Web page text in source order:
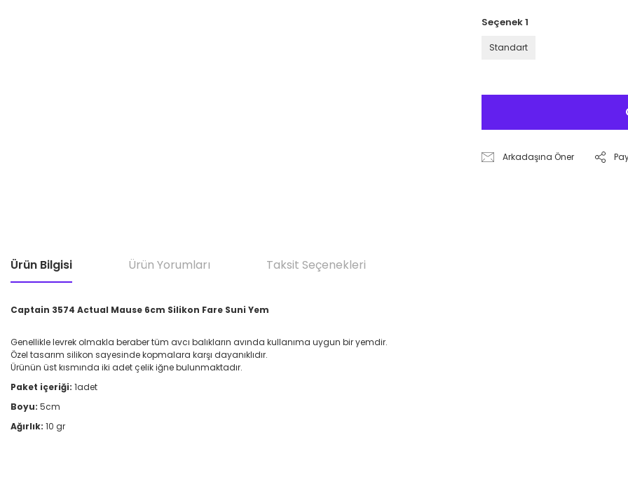
Seçenek 1
Standart
Arkadaşına Öner
Ürün Bilgisi Ürün Yorumları Taksit Seçenekleri
Captain 3574 Actual Mause 6cm Silikon Fare Suni Yem
Genellikle levrek olmakla beraber tüm avcı balıkların avında kullanıma uygun bir yemdir.
Özel tasarım silikon sayesinde kopmalara karşı dayanıklıdır.
Ürünün üst kısmında iki adet çelik iğne bulunmaktadır.
Paket içeriği: 1adet
Boyu: 5cm
Ağırlık: 10 gr